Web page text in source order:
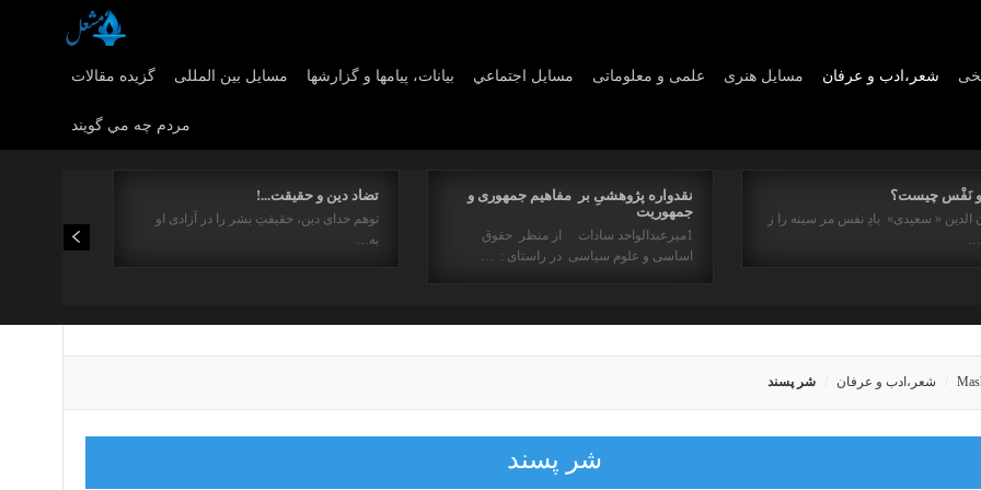
گزیده مقالات مسایل بین المللی بیانات، پیامها و گزارشها مسايل اجتماعي علمی و معلوماتی مسايل هنری شعر،ادب و عرفان
مردم چه مي گويند
تضاد دین و حقیقت...!
توهم خدای دین، حقیقتِ بشر را در آزادی او
به…
نقدواره پژوهشیِ بر مفاهیم جمهوری و
جمهوریت
1میرعبدالواحد سادات از منظر حقوق
اساسی و علوم سیاسی در راستای : …
و نَفْس چیست؟
الدین « سعیدی» بادِ نفس مر سینه را ز
شعر،ادب و عرفان شر پسند
شر پسند